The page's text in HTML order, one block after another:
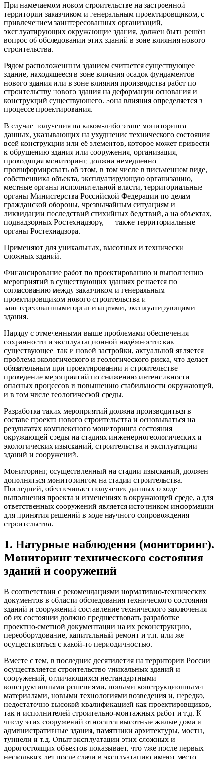
При намечаемом новом строительстве на застроенной
территории заказчиком и генеральным проектировщиком, с
привлечением заинтересованных организаций,
эксплуатирующих окружающие здания, должен быть решён
вопрос об обследовании этих зданий в зоне влияния нового
строительства.
Рядом расположенным зданием считается существующее
здание, находящееся в зоне влияния осадок фундаментов
нового здания или в зоне влияния производства работ по
строительству нового здания на деформации основания и
конструкций существующего. Зона влияния определяется в
процессе проектирования.
В случае получения на каком-либо этапе мониторинга
данных, указывающих на ухудшение технического состояния
всей конструкции или её элементов, которое может привести
к обрушению здания или сооружения, организация,
проводящая мониторинг, должна немедленно
проинформировать об этом, в том числе в письменном виде,
собственника объекта, эксплуатирующую организацию,
местные органы исполнительной власти, территориальные
органы Министерства Российской Федерации по делам
гражданской обороны, чрезвычайным ситуациям и
ликвидации последствий стихийных бедствий, а на объектах,
поднадзорных Ростехнадзору, — также территориальные
органы Ростехнадзора.
Применяют для уникальных, высотных и технически
сложных зданий.
Финансирование работ по проектированию и выполнению
мероприятий в существующих зданиях решается по
согласованию между заказчиком и генеральным
проектировщиком нового строительства и
заинтересованными организациями, эксплуатирующими
здания.
Наряду с отмеченными выше проблемами обеспечения
сохранности и эксплуатационной надёжности: как
существующее, так и новой застройки, актуальной является
проблема экологического и геологического риска, что делает
обязательным при проектировании и строительстве
проведение мероприятий по снижению интенсивности
опасных процессов и повышению стабильности окружающей,
и в том числе геологической среды.
Разработка таких мероприятий должна производиться в
составе проекта нового строительства и основываться на
результатах комплексного мониторинга состояния
окружающей среды на стадиях инженерногеологических и
экологических изысканий, строительства и эксплуатации
зданий и сооружений.
Мониторинг, осуществленный на стадии изысканий, должен
дополняться мониторингом на стадии строительства.
Последний, обеспечивает получение данных о ходе
выполнения проекта и изменениях в окружающей среде, а для
ответственных сооружений является источником информации
для принятия решений в ходе научного сопровождения
строительства.
1. Натурные наблюдения (мониторинг).
Мониторинг технического состояния
зданий и сооружений
В соответствии с рекомендациями нормативно-технических
документов в области обследования технического состояния
зданий и сооружений составление технического заключения
об их состоянии должно предшествовать разработке
проектно-сметной документации на их реконструкцию,
переоборудование, капитальный ремонт и т.п. или же
осуществляться с какой-то периодичностью.
Вместе с тем, в последние десятилетия на территории России
осуществляется строительство уникальных зданий и
сооружений, отличающихся нестандартными
конструктивными решениями, новыми конструкционными
материалами, новыми технологиями возведения и, нередко,
недостаточно высокой квалификацией как проектировщиков,
так и исполнителей строительно-монтажных работ и т.д. К
числу этих сооружений относятся высотные жилые дома и
административные здания, памятники архитектуры, мосты,
туннели и т.д. Опыт эксплуатации этих сложных и
дорогостоящих объектов показывает, что уже после первых
нескольких лет после сдачи в эксплуатацию имеют место